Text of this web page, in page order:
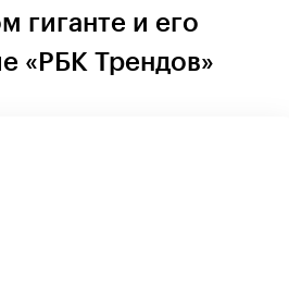
гиганте и его
«РБК Трендов»